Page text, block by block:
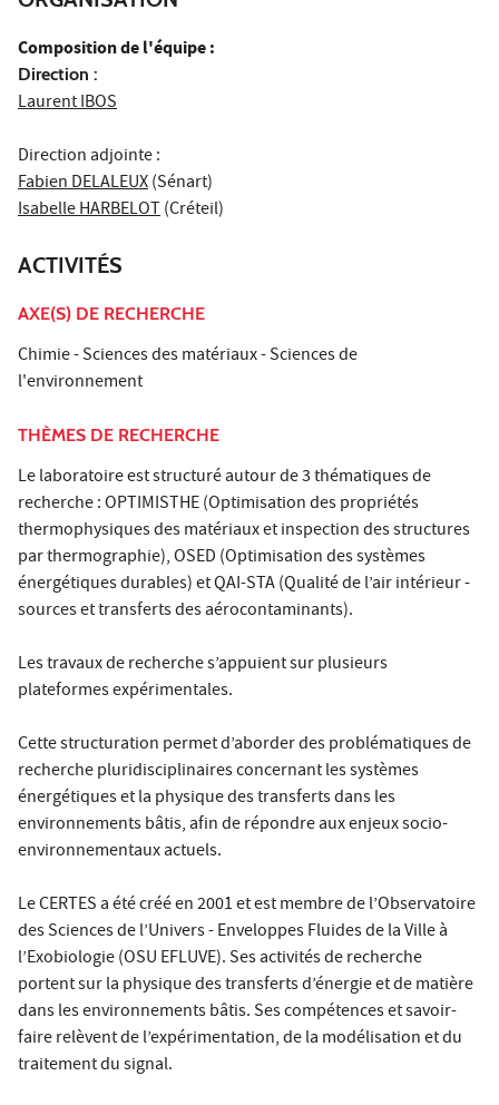
Composition de l'équipe :
Direction :
Laurent IBOS
Direction adjointe :
Fabien DELALEUX(Sénart)
Isabelle HARBELOT(Créteil)
ACTIVITÉS
AXE(S) DE RECHERCHE
Chimie - Sciences des matériaux - Sciences de
l'environnement
THÈMES DE RECHERCHE
Le laboratoire est structuré autour de 3 thématiques de
recherche : OPTIMISTHE (Optimisation des propriétés
thermophysiques des matériaux et inspection des structures
par thermographie), OSED (Optimisation des systèmes
énergétiques durables) et QAI-STA (Qualité de l’air intérieur -
sources et transferts des aérocontaminants).
Les travaux de recherche s’appuient sur plusieurs
plateformes expérimentales.
Cette structuration permet d’aborder des problématiques de
recherche pluridisciplinaires concernant les systèmes
énergétiques et la physique des transferts dans les
environnements bâtis, afin de répondre aux enjeux socio-
environnementaux actuels.
Le CERTES a été créé en 2001 et est membre de l’Observatoire
des Sciences de l’Univers - Enveloppes Fluides de la Ville à
l’Exobiologie (OSU EFLUVE). Ses activités de recherche
portent sur la physique des transferts d’énergie et de matière
dans les environnements bâtis. Ses compétences et savoir-
faire relèvent de l’expérimentation, de la modélisation et du
traitement du signal.